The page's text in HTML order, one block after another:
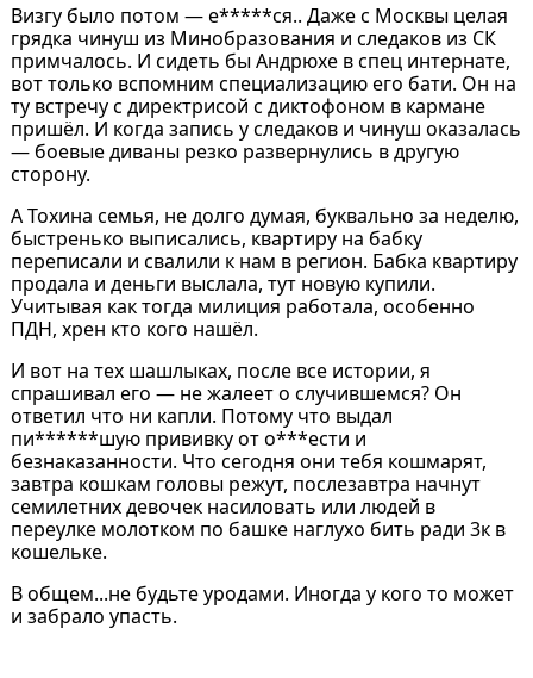
Визгу было потом — е*****ся.. Даже с Москвы целая
грядка чинуш из Минобразования и следаков из СК
примчалось. И сидеть бы Андрюхе в спец интернате,
вот только вспомним специализацию его бати. Он на
ту встречу с директрисой с диктофоном в кармане
пришёл. И когда запись у следаков и чинуш оказалась
— боевые диваны резко развернулись в другую
сторону.
А Тохина семья, не долго думая, буквально за неделю,
быстренько выписались, квартиру на бабку
переписали и свалили к нам в регион. Бабка квартиру
продала и деньги выслала, тут новую купили.
Учитывая как тогда милиция работала, особенно
ПДН, хрен кто кого нашёл.
И вот на тех шашлыках, после все истории, я
спрашивал его — не жалеет о случившемся? Он
ответил что ни капли. Потому что выдал
пи******шую прививку от о***ести и
безнаказанности. Что сегодня они тебя кошмарят,
завтра кошкам головы режут, послезавтра начнут
семилетних девочек насиловать или людей в
переулке молотком по башке наглухо бить ради 3к в
кошельке.
В общем...не будьте уродами. Иногда у кого то может
и забрало упасть.